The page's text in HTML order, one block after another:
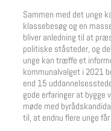
Sammen med det unge
klassebesøg og en
bliver anledning til at
politiske ståsteder, og
unge kan træffe et
kommunalvalget i 2021
end 15
gode erfaringer at bygge
møde med
til, at endnu flere unge